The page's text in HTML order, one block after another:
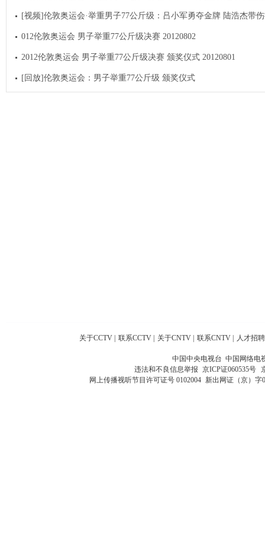
[视频]伦敦奥运会·举重男子77公斤级：吕小军勇夺金牌 陆浩杰带
012伦敦奥运会 男子举重77公斤级决赛 20120802
2012伦敦奥运会 男子举重77公斤级决赛 颁奖仪式 20120801
[回放]伦敦奥运会：男子举重77公斤级 颁奖仪式
关于CCTV 联系CCTV 关于CNTV 联系CNTV 人才招聘
中国中央电视台 中国网络电
违法和不良信息举报 京ICP证060535号
网上传播视听节目许可证号 0102004 新出网证（京）